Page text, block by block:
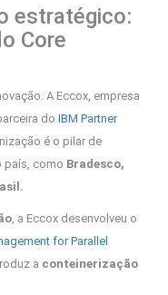
estratégico:
Core
A Eccox, empresa
do IBM Partner
é o pilar de
país, como Bradesco,
, a Eccox desenvolveu o
for Parallel
a conteinerização